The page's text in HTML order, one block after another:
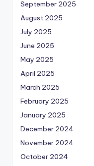
September 2025
August 2025
July 2025
June 2025
May 2025
April 2025
March 2025
February 2025
January 2025
December 2024
November 2024
October 2024